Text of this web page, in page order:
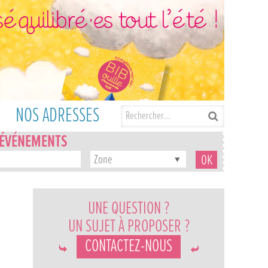
NOS ADRESSES
Zone
UNE QUESTION ?
UN SUJET À PROPOSER ?
CONTACTEZ-NOUS